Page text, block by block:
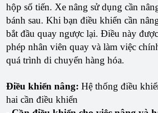
hộp số tiến. Xe nâng sử dụng cần
bánh sau. Khi bạn điều khiển cần
bắt đầu quay ngược lại. Điều này
phép nhân viên quay và làm việc
quá trình di chuyển hàng hóa.
Điều khiển nâng: Hệ thống điều
hai cần điều khiển